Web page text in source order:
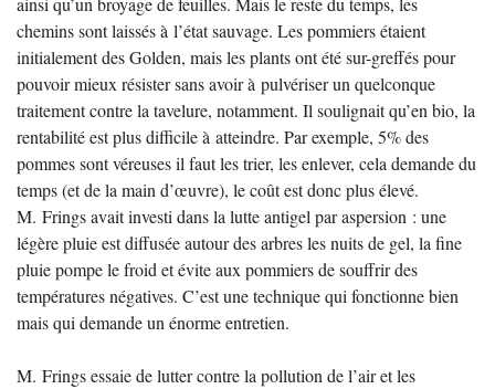
chemins sont laissés à l’état sauvage. Les pommiers étaient
initialement des Golden, mais les plants ont été sur-greffés pour
pouvoir mieux résister sans avoir à pulvériser un quelconque
traitement contre la tavelure, notamment. Il soulignait qu’en bio, la
rentabilité est plus difficile à atteindre. Par exemple, 5% des
pommes sont véreuses il faut les trier, les enlever, cela demande du
temps (et de la main d’œuvre), le coût est donc plus élevé.
M. Frings avait investi dans la lutte antigel par aspersion : une
légère pluie est diffusée autour des arbres les nuits de gel, la fine
pluie pompe le froid et évite aux pommiers de souffrir des
températures négatives. C’est une technique qui fonctionne bien
mais qui demande un énorme entretien.
M. Frings essaie de lutter contre la pollution de l’air et les